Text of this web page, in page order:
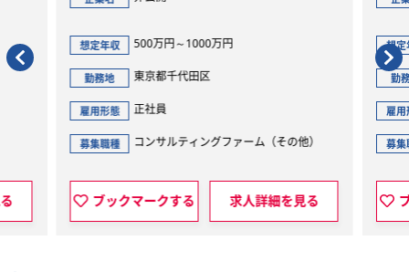
想定年収 500万円～1000万円
勤務地 東京都千代田区
雇用形態 正社員
募集職種 コンサルティングファーム（その他）
ブックマークする 求人詳細を見る
想定
勤
雇用
募集